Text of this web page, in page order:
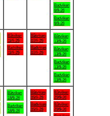
Badviken
6/9-26
Badviken
6/9-26
Båtviken
11/9-26
Badviken
11/9-26
Båtviken
12/9-26
Badviken
12/9-26
Båtviken
13/9-26
Båtviken
13/9-26
Badviken
13/9-26
Badviken
13/9-26
Båtviken
18/9-26
Badviken
18/9-26
Båtviken
19/9-26
Badviken
19/9-26
Båtviken
20/9-26
Båtviken
20/9-26